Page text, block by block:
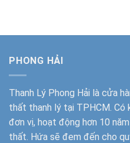
PHONG HẢI
Thanh Lý Phong Hải là cửa
thất thanh lý tại TPHCM. Có
đơn vị, hoạt động hơn 10
thất. Hứa sẽ đem đến cho